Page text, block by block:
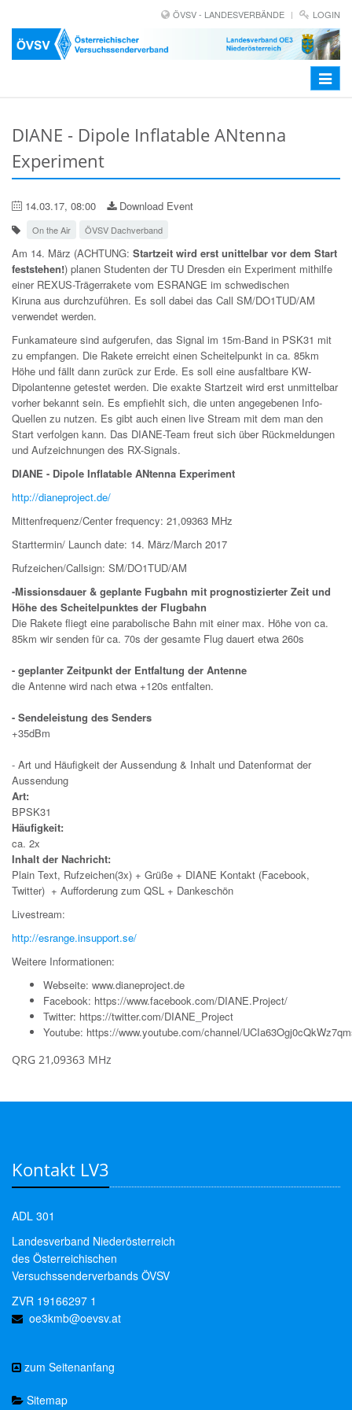
ÖVSV - LANDESVERBÄNDE LOGIN
Toggle
DIANE - Dipole Inflatable ANtenna
Experiment
14.03.17, 08:00 Download Event
On the Air ÖVSV Dachverband
Am 14. März (ACHTUNG: Startzeit wird erst unittelbar vor dem Start
feststehen!) planen Studenten der TU Dresden ein Experiment mithilfe
einer REXUS-Trägerrakete vom ESRANGE im schwedischen
Kiruna aus durchzuführen. Es soll dabei das Call SM/DO1TUD/AM
verwendet werden.
Funkamateure sind aufgerufen, das Signal im 15m-Band in PSK31 mit
zu empfangen. Die Rakete erreicht einen Scheitelpunkt in ca. 85km
Höhe und fällt dann zurück zur Erde. Es soll eine ausfaltbare KW-
Dipolantenne getestet werden. Die exakte Startzeit wird erst unmittelbar
vorher bekannt sein. Es empfiehlt sich, die unten angegebenen Info-
Quellen zu nutzen. Es gibt auch einen live Stream mit dem man den
Start verfolgen kann. Das DIANE-Team freut sich über Rückmeldungen
und Aufzeichnungen des RX-Signals.
DIANE - Dipole Inflatable ANtenna Experiment
http://dianeproject.de/
Mittenfrequenz/Center frequency: 21,09363 MHz
Starttermin/ Launch date: 14. März/March 2017
Rufzeichen/Callsign: SM/DO1TUD/AM
-Missionsdauer & geplante Fugbahn mit prognostizierter Zeit und
Höhe des Scheitelpunktes der Flugbahn
Die Rakete fliegt eine parabolische Bahn mit einer max. Höhe von ca.
85km wir senden für ca. 70s der gesamte Flug dauert etwa 260s
- geplanter Zeitpunkt der Entfaltung der Antenne
die Antenne wird nach etwa +120s entfalten.
- Sendeleistung des Senders
+35dBm
- Art und Häufigkeit der Aussendung & Inhalt und Datenformat der
Aussendung
Art:
BPSK31
Häufigkeit:
ca. 2x
Inhalt der Nachricht:
Plain Text, Rufzeichen(3x) + Grüße + DIANE Kontakt (Facebook,
Twitter) + Aufforderung zum QSL + Dankeschön
Livestream:
http://esrange.insupport.se/
Weitere Informationen:
Webseite: www.dianeproject.de
Facebook: https://www.facebook.com/DIANE.Project/
Twitter: https://twitter.com/DIANE_Project
Youtube: https://www.youtube.com/channel/
QRG 21,09363 MHz
Kontakt LV3
ADL 301
Landesverband Niederösterreich
des Österreichischen
Versuchssenderverbands ÖVSV
ZVR 19166297 1
oe3kmb@oevsv.at
zum Seitenanfang
Sitemap